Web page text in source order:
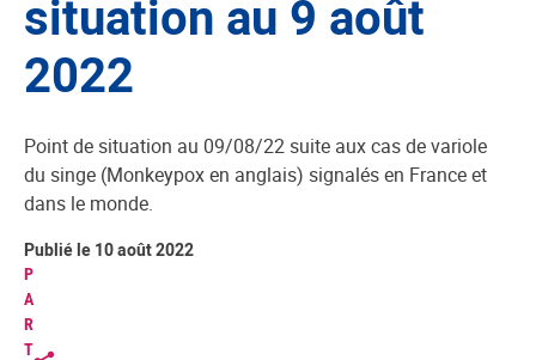
situation au 9 août
2022
Point de situation au 09/08/22 suite aux cas de variole
du singe (Monkeypox en anglais) signalés en France et
dans le monde.
P
A
R
T
Publié le 10 août 2022